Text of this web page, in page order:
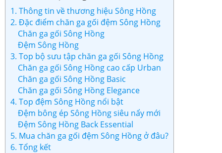
1. Thông tin về thương hiệu Sông Hồng
2. Đặc điểm chăn ga gối đệm Sông Hồng
Chăn ga gối Sông Hồng
Đệm Sông Hồng
3. Top bộ sưu tập chăn ga gối Sông Hồng
Chăn ga gối Sông Hồng cao cấp Urban
Chăn ga gối Sông Hồng Basic
Chăn ga gối Sông Hồng Elegance
4. Top đệm Sông Hồng nổi bật
Đệm bông ép Sông Hồng siêu nẩy mới
Đệm Sông Hồng Back Essential
5. Mua chăn ga gối đệm Sông Hồng ở đâu?
6. Tổng kết